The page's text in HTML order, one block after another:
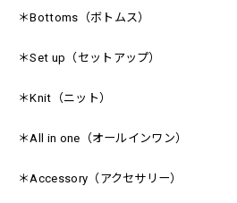
＊Bottoms（ボトムス）
＊Set up（セットアップ）
＊Knit（ニット）
＊All in one（オールインワン）
＊Accessory（アクセサリー）